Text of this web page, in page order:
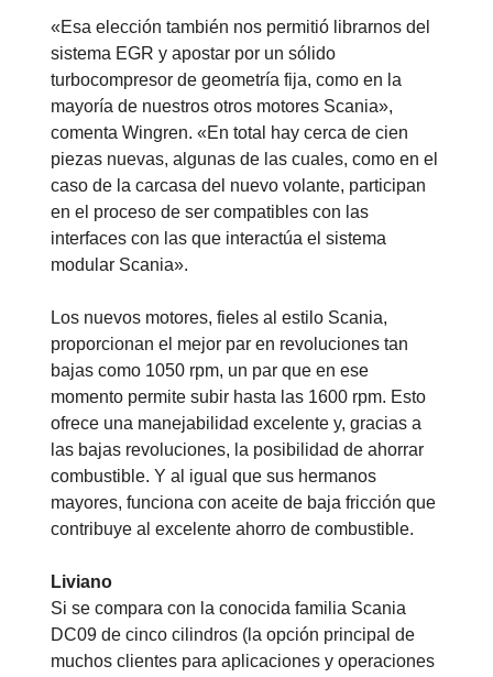
«Esa elección también nos permitió librarnos del
sistema EGR y apostar por un sólido
turbocompresor de geometría fija, como en la
mayoría de nuestros otros motores Scania»,
comenta Wingren. «En total hay cerca de cien
piezas nuevas, algunas de las cuales, como en el
caso de la carcasa del nuevo volante, participan
en el proceso de ser compatibles con las
interfaces con las que interactúa el sistema
modular Scania».
Los nuevos motores, fieles al estilo Scania,
proporcionan el mejor par en revoluciones tan
bajas como 1050 rpm, un par que en ese
momento permite subir hasta las 1600 rpm. Esto
ofrece una manejabilidad excelente y, gracias a
las bajas revoluciones, la posibilidad de ahorrar
combustible. Y al igual que sus hermanos
mayores, funciona con aceite de baja fricción que
contribuye al excelente ahorro de combustible.
Liviano
Si se compara con la conocida familia Scania
DC09 de cinco cilindros (la opción principal de
muchos clientes para aplicaciones y operaciones